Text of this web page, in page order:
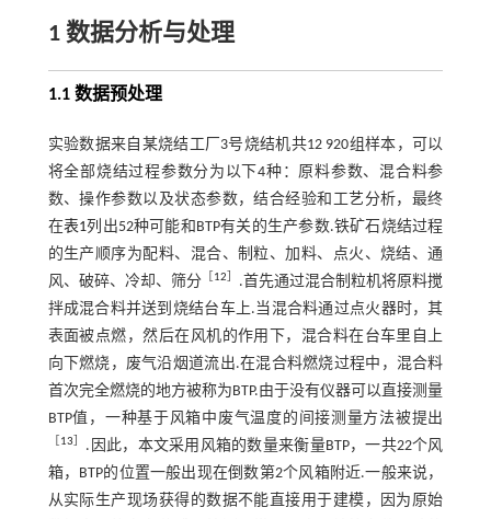
1 数据分析与处理
1.1 数据预处理
实验数据来自某烧结工厂3号烧结机共12 920组样本，可以
将全部烧结过程参数分为以下4种：原料参数、混合料参
数、操作参数以及状态参数，结合经验和工艺分析，最终
在表1列出52种可能和BTP有关的生产参数.铁矿石烧结过程
的生产顺序为配料、混合、制粒、加料、点火、烧结、通
风、破碎、冷却、筛分［ 12
.首先通过混合制粒机将原料搅
拌成混合料并送到烧结台车上.当混合料通过点火器时，其
表面被点燃，然后在风机的作用下，混合料在台车里自上
向下燃烧，废气沿烟道流出.在混合料燃烧过程中，混合料
首次完全燃烧的地方被称为BTP.由于没有仪器可以直接测量
BTP值，一种基于风箱中废气温度的间接测量方法被提出
13
.因此，本文采用风箱的数量来衡量BTP，一共22个风
箱，BTP的位置一般出现在倒数第2个风箱附近.一般来说，
从实际生产现场获得的数据不能直接用于建模，因为原始